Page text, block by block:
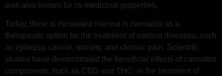
was also known for its medicinal properties.
Today, there is increased interest in cannabis as a
therapeutic option for the treatment of various illnesses, such
as epilepsy, cancer, anxiety, and chronic pain. Scientific
studies have demonstrated the beneficial effects of cannabis
components, such as CBD and THC, in the treatment of